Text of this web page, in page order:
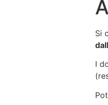
Si
I